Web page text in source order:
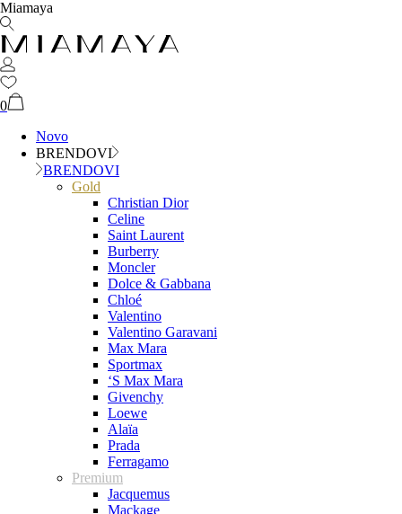
Miamaya
0
Novo
BRENDOVI
BRENDOVI
Gold
Christian Dior
Celine
Saint Laurent
Burberry
Moncler
Dolce & Gabbana
Chloé
Valentino
Valentino Garavani
Max Mara
Sportmax
‘S Max Mara
Givenchy
Loewe
Alaïa
Prada
Ferragamo
Premium
Jacquemus
Mackage